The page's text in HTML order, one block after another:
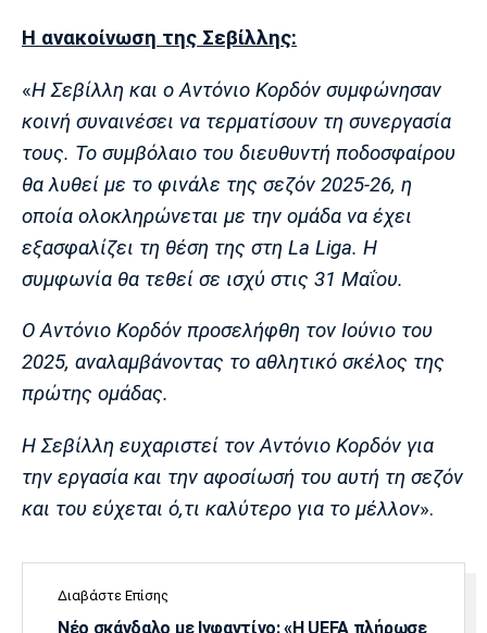
Μάντσεστερ
Γιουνάιτεντ
Τσέλσι
Λίβερπουλ
Μάντσεστερ
Γιουβέντους
Ίντερ Μίλαν Μπάγερν
Μπορούσια
Η ανακοίνωση της Σεβίλλης:
«Η Σεβίλλη και ο Αντόνιο Κορδόν συμφώνησαν
κοινή συναινέσει να τερματίσουν τη συνεργασία
τους. Το συμβόλαιο του διευθυντή ποδοσφαίρου
θα λυθεί με το φινάλε της σεζόν 2025-26, η
οποία ολοκληρώνεται με την ομάδα να έχει
εξασφαλίζει τη θέση της στη La Liga. Η
συμφωνία θα τεθεί σε ισχύ στις 31 Μαΐου.
Ο Αντόνιο Κορδόν προσελήφθη τον Ιούνιο του
2025, αναλαμβάνοντας το αθλητικό σκέλος της
πρώτης ομάδας.
Η Σεβίλλη ευχαριστεί τον Αντόνιο Κορδόν για
την εργασία και την αφοσίωσή του αυτή τη σεζόν
και του εύχεται ό,τι καλύτερο για το μέλλον».
Διαβάστε Επίσης
Νέο σκάνδαλο με Ινφαντίνο: «Η UEFA πλήρωσε